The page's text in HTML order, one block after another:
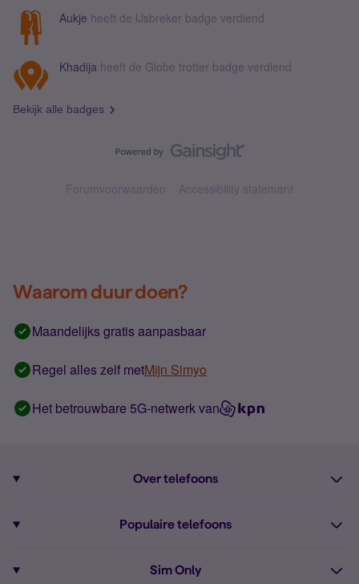
Aukje heeft de IJsbreker badge verdiend
Khadija heeft de Globe trotter badge verdiend
Bekijk alle badges
Forumvoorwaarden Accessibility statement
Waarom duur doen?
Maandelijks gratis aanpasbaar
Regel alles zelf metMijn Simyo
Het betrouwbare 5G-netwerk van
Over telefoons
Alle telefoons
Populaire telefoons
Sim Only